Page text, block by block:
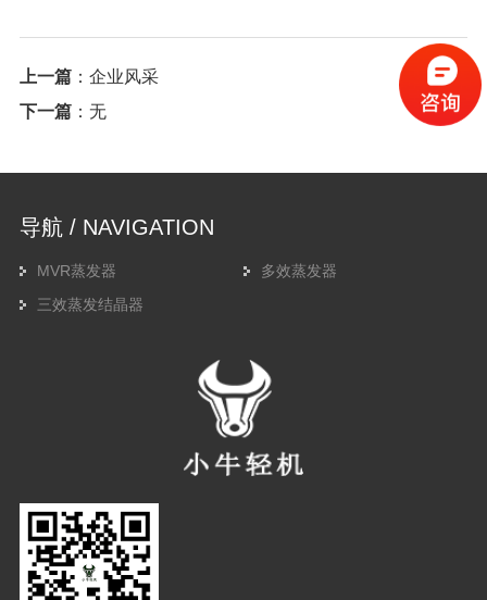
上一篇： 企业风采
下一篇：无
导航 / NAVIGATION
MVR蒸发器
多效蒸发器
三效蒸发结晶器